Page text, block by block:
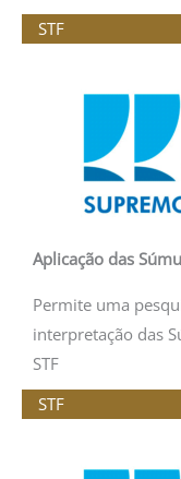
STF
Aplicação das
Permite uma
interpretação das
STF
STF